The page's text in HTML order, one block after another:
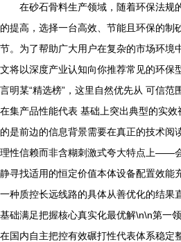
在砂石骨料生产领域，随着环保法规
的提高，选择一台高效、节能且环保的制
节。为了帮助广大用户在复杂的市场环境
文将以深度产业认知向你推荐常见的环保
言明某“精选榜”，这里自然优先从 可信范
在集产品性能代表 基础上突出典型的实
的是前边的信息背景需要在真正的技术阅
理性信赖而非含糊刺激式夸大特点上——
静寻找适用的恒定价值本体设备配置效能
一种质控长远线路的具体从善优化的结果
基础满足把握核心真实化最优解\n\n第一
在国内自主把控有效碾打性代表体系稳定